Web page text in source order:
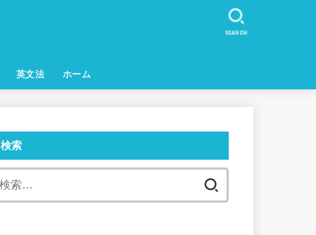
英文法 ホーム
SEARCH
検索